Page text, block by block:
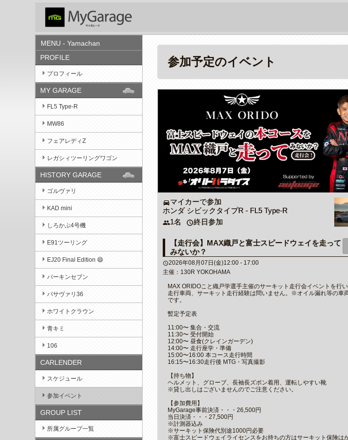
MENU - Yamachan
PROFILE
プロフィール
MY GARAGE
FL5 Type-R
MW86
フェアレディZ
レガシィツーリングワゴン
HISTORY GARAGE
ゴルヴァリ
KAD mini
しろかぶ4号機
E91ツーリング
EJ20 Final Edition 😄
バーキンセブン
パサヴァリ36
ホワイトクラウン
青キミ
106
CARLENDER
スケジュール
参加イベント
GROUP LIST
所属グループ一覧
参加予定のイベント
directions_carマイカーで参加
ホンダ シビックタイプR - FL5 Type-R
people1名 access_time終日参加
【走行会】MAX織戸と富士スピードウェイを走って
みないか？
access_time2026年08月07日(金)12:00 - 17:00
主催：130R YOKOHAMA
MAX ORIDOこと織戸学選手主催のサーキット走行会イベントを行い
走行車両、サーキット走行経験は問いません。※オイル漏れ等の車
です。
暫定予定表
11:00〜 集合・交流
11:30〜 受付開始
12:00〜 昼食(クレインガーデン)
14:00〜 走行座学・準備
15:00〜16:00 本コース走行時間
16:15〜16:30走行後 MTG・写真撮影
【持ち物】
ヘルメット、グローブ、長袖長ズボン着用、運転しやすい靴
※貸し出しはございませんのでご注意ください。
【参加費用】
MyGarage事前決済・・・26,500円
当日決済・・・27,500円
※計測器込み
※サーキット保険代別途1000円必要
※富士スピードウェイライセンスをお持ちの方はサーキット保険は